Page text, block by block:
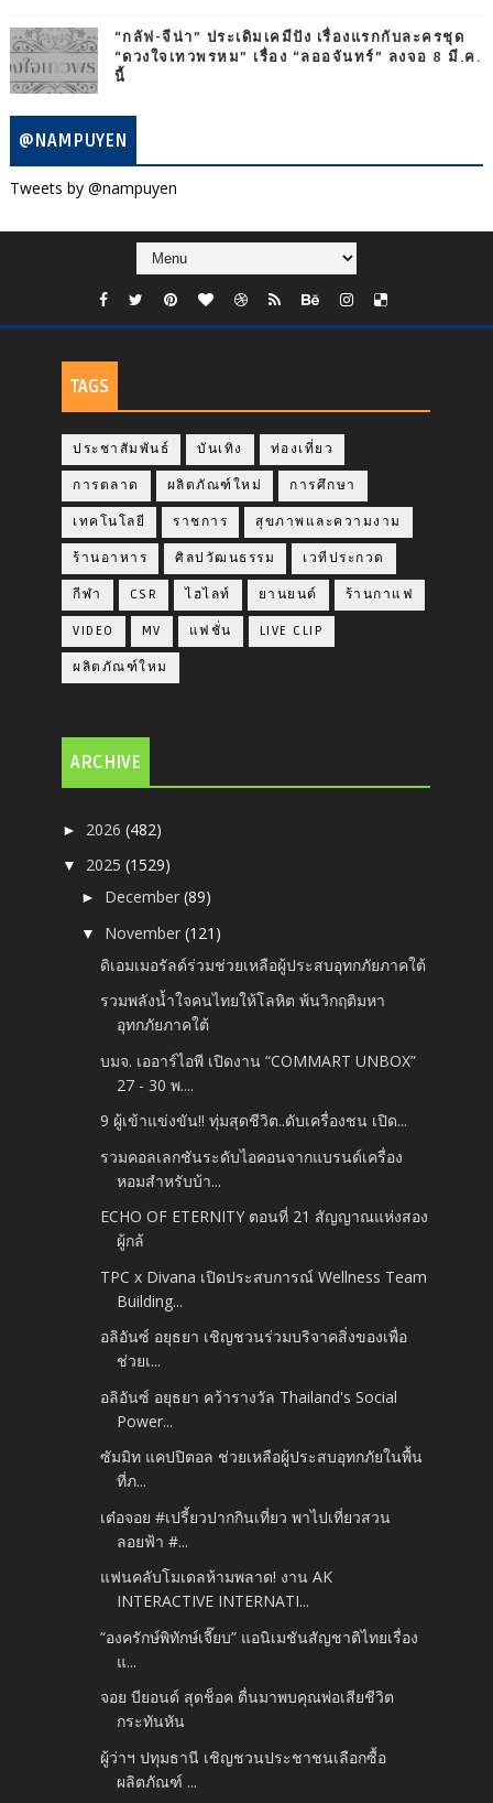
“กลัฟ-จีน่า” ประเดิมเคมีปัง เรื่องแรกกับละครชุด
“ดวงใจเทวพรหม” เรื่อง “ลออจันทร์” ลงจอ 8 มี.ค.
นี้
@NAMPUYEN
Tweets by @nampuyen
TAGS
ประชาสัมพันธ์ บันเทิง ท่องเที่ยว
การตลาด ผลิตภัณฑ์ใหม่ การศึกษา
เทคโนโลยี ราชการ สุขภาพและความงาม
ร้านอาหาร ศิลปวัฒนธรรม เวทีประกวด
กีฬา CSR ไฮไลท์ ยานยนต์ ร้านกาแฟ
VIDEO MV แฟชั่น LIVE CLIP
ผลิตภัณฑ์ใหม
ARCHIVE
► 2026(482)
▼ 2025(1529)
► December(89)
▼ November(121)
ดิเอมเมอรัลด์ร่วมช่วยเหลือผู้ประสบอุทกภัยภาคใต้
รวมพลังน้ำใจคนไทยให้โลหิต พ้นวิกฤติมหา
อุทกภัยภาคใต้
บมจ. เออาร์ไอพี เปิดงาน “COMMART UNBOX”
27 - 30 พ....
9 ผู้เข้าแข่งขัน!! ทุ่มสุดชีวิต..ดับเครื่องชน เปิด...
รวมคอลเลกชันระดับไอคอนจากแบรนด์เครื่อง
หอมสำหรับบ้า...
ECHO OF ETERNITY ตอนที่ 21 สัญญาณแห่งสอง
ผู้กล้
TPC x Divana เปิดประสบการณ์ Wellness Team
Building...
อลิอันซ์ อยุธยา เชิญชวนร่วมบริจาคสิ่งของเพื่อ
ช่วยเ...
อลิอันซ์ อยุธยา คว้ารางวัล Thailand's Social
Power...
ซัมมิท แคปปิตอล ช่วยเหลือผู้ประสบอุทกภัยในพื้น
ที่ภ...
เต๋อจอย #เปรี้ยวปากกินเที่ยว พาไปเที่ยวสวน
ลอยฟ้า #...
แฟนคลับโมเดลห้ามพลาด! งาน AK
INTERACTIVE INTERNATI...
“องครักษ์พิทักษ์เจี๊ยบ” แอนิเมชันสัญชาติไทยเรื่อง
แ...
จอย บียอนด์ สุดช็อค ตื่นมาพบคุณพ่อเสียชีวิต
กระทันหัน
ผู้ว่าฯ ปทุมธานี เชิญชวนประชาชนเลือกซื้อ
ผลิตภัณฑ์ ...